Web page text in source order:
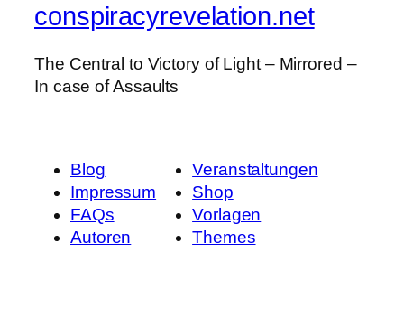
conspiracyrevelation.net
The Central to Victory of Light – Mirrored –
In case of Assaults
Blog
Impressum
FAQs
Autoren
Veranstaltungen
Shop
Vorlagen
Themes